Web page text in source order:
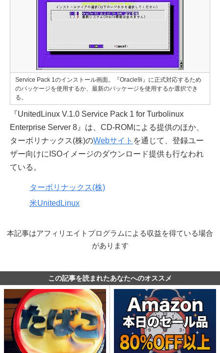
Service Pack 1のインストール画面。『Oracle9i』に正式対応するため
のパッケージを使用するか、最新のパッケージを使用するか選択でき
る。
『UnitedLinux V.1.0 Service Pack 1 for Turbolinux
Enterprise Server 8』は、CD-ROMによる提供のほか、
ターボリナックス(株)のWebサイト を通じて、登録ユー
ザー向けにISOイメージのダウンロード提供も行なわれ
ている。
ターボリナックス(株)
米UnitedLinux
本記事はアフィリエイトプログラムによる収益を得ている場合
があります
この記事を読まれたあなたへのオススメ